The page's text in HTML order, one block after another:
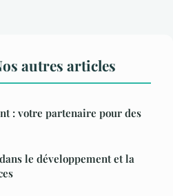
autres articles
: votre partenaire pour des
le développement et la